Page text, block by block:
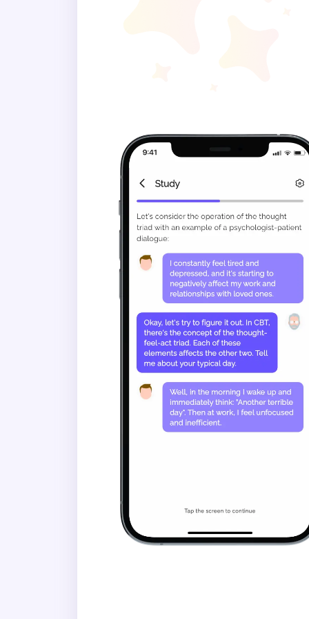
Як часто ви відчуваєте
мотор?
Рідко
Іноді
Часто
Завжди
Як часто ви вчиняєте
Ніколи
Рідко
Іноді
Часто
Як часто вам важко
Іноді